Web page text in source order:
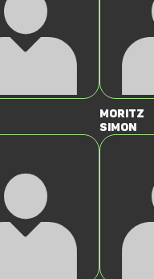
Moritz
Simon